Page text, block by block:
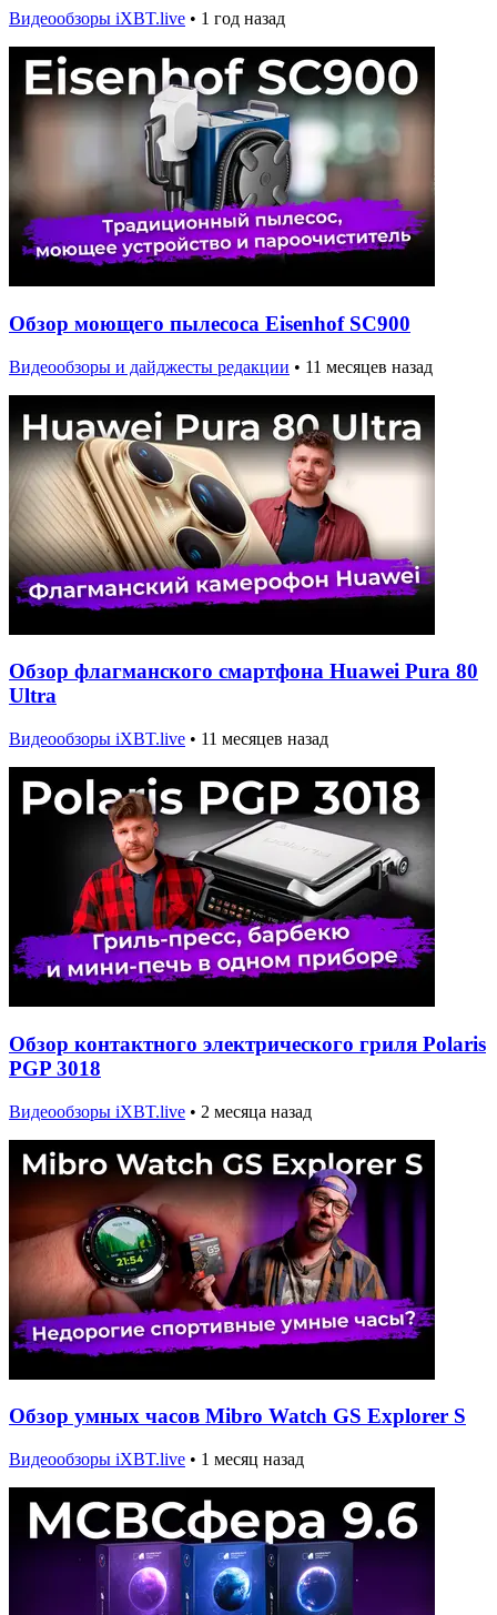
Видеообзоры iXBT.live • 1 год назад
Обзор моющего пылесоса Eisenhof SC900
Видеообзоры и дайджесты редакции • 11 месяцев назад
Обзор флагманского смартфона Huawei Pura 80
Ultra
Видеообзоры iXBT.live • 11 месяцев назад
Обзор контактного электрического гриля Polaris
PGP 3018
Видеообзоры iXBT.live • 2 месяца назад
Обзор умных часов Mibro Watch GS Explorer S
Видеообзоры iXBT.live • 1 месяц назад